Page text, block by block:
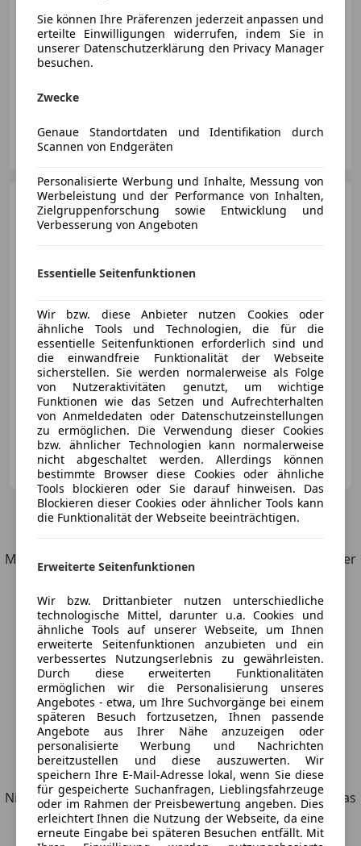
10/1993
Privat
AT-4320 Perg
Porsche 928 928 S DP
Motorsport - 310 PS
€ 44 000
09/1987 86 200 km Benzin 228 kW (310 PS)
Privat
AT-6200 Jenbach
5Angebotefür Porsche 928
Möchtest du automatisch über neue Fahrzeuge zu deiner
Suche speichern
Entdecke ähnliche Fahrzeuge
Nicht ganz deine Suchkriterien, aber vielleicht genau, was
du suchst.
Sie können Ihre Präferenzen jederzeit anpassen und
erteilte Einwilligungen widerrufen, indem Sie in
unserer Datenschutzerklärung den Privacy Manager
besuchen.
Zwecke
Genaue Standortdaten und Identifikation durch
Scannen von Endgeräten
Personalisierte Werbung und Inhalte, Messung von
Werbeleistung und der Performance von Inhalten,
Zielgruppenforschung sowie Entwicklung und
Verbesserung von Angeboten
Essentielle Seitenfunktionen
Wir bzw. diese Anbieter nutzen Cookies oder
ähnliche Tools und Technologien, die für die
essentielle Seitenfunktionen erforderlich sind und
die einwandfreie Funktionalität der Webseite
sicherstellen. Sie werden normalerweise als Folge
von Nutzeraktivitäten genutzt, um wichtige
Funktionen wie das Setzen und Aufrechterhalten
von Anmeldedaten oder Datenschutzeinstellungen
zu ermöglichen. Die Verwendung dieser Cookies
bzw. ähnlicher Technologien kann normalerweise
nicht abgeschaltet werden. Allerdings können
bestimmte Browser diese Cookies oder ähnliche
Tools blockieren oder Sie darauf hinweisen. Das
Blockieren dieser Cookies oder ähnlicher Tools kann
die Funktionalität der Webseite beeinträchtigen.
Erweiterte Seitenfunktionen
Wir bzw. Drittanbieter nutzen unterschiedliche
technologische Mittel, darunter u.a. Cookies und
ähnliche Tools auf unserer Webseite, um Ihnen
erweiterte Seitenfunktionen anzubieten und ein
verbessertes Nutzungserlebnis zu gewährleisten.
Durch diese erweiterten Funktionalitäten
ermöglichen wir die Personalisierung unseres
Angebotes - etwa, um Ihre Suchvorgänge bei einem
späteren Besuch fortzusetzen, Ihnen passende
Angebote aus Ihrer Nähe anzuzeigen oder
personalisierte Werbung und Nachrichten
bereitzustellen und diese auszuwerten. Wir
speichern Ihre E-Mail-Adresse lokal, wenn Sie diese
für gespeicherte Suchanfragen, Lieblingsfahrzeuge
oder im Rahmen der Preisbewertung angeben. Dies
erleichtert Ihnen die Nutzung der Webseite, da eine
erneute Eingabe bei späteren Besuchen entfällt. Mit